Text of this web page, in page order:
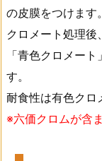
の皮膜をつけます。
クロメート処理後
「青色クロメー
す。
耐食性は有色クロ
※六価クロムが含